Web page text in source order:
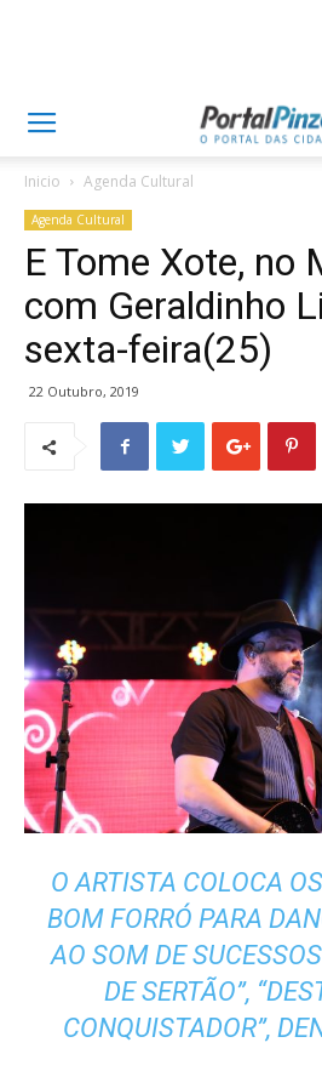
Inicio Agenda Cultural
Agenda Cultural
E Tome Xote, no
com Geraldinho
sexta-feira(25)
22 Outubro, 2019
O ARTISTA COLOCA
BOM FORRÓ PARA
AO SOM DE
DE SERTÃO”,
CONQUISTADOR”,